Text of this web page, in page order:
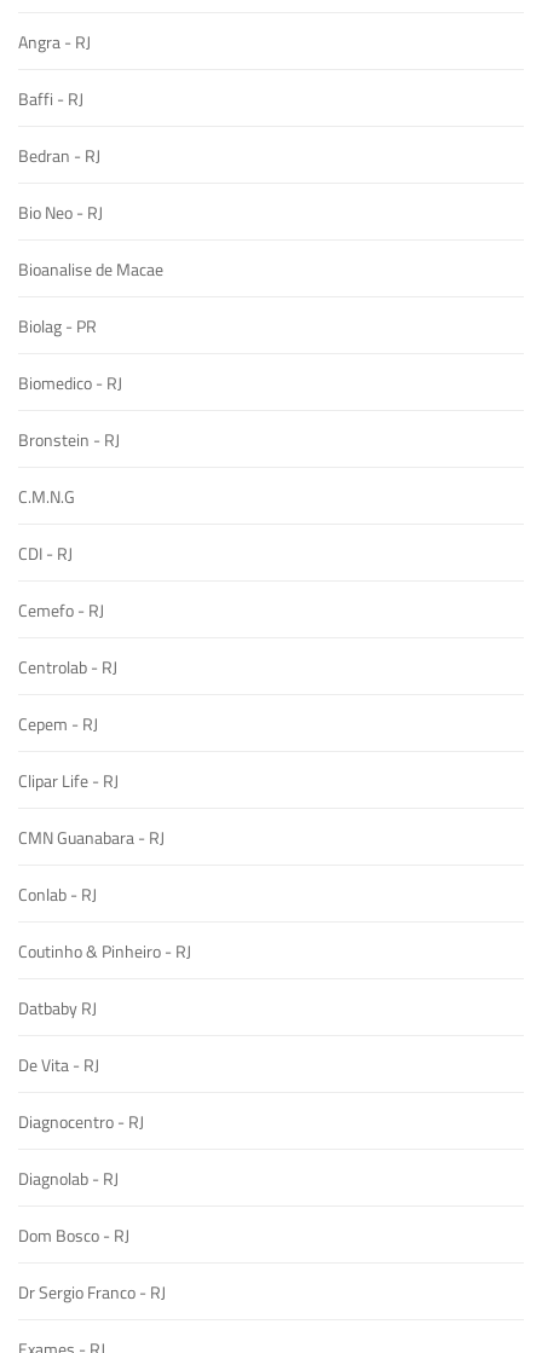
Angra - RJ
Baffi - RJ
Bedran - RJ
Bio Neo - RJ
Bioanalise de Macae
Biolag - PR
Biomedico - RJ
Bronstein - RJ
C.M.N.G
CDI - RJ
Cemefo - RJ
Centrolab - RJ
Cepem - RJ
Clipar Life - RJ
CMN Guanabara - RJ
Conlab - RJ
Coutinho & Pinheiro - RJ
Datbaby RJ
De Vita - RJ
Diagnocentro - RJ
Diagnolab - RJ
Dom Bosco - RJ
Dr Sergio Franco - RJ